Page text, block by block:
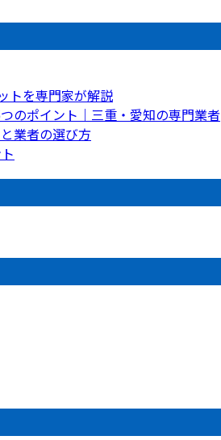
トを専門家が解説
のポイント｜三重・愛知の専門業者
業者の選び方